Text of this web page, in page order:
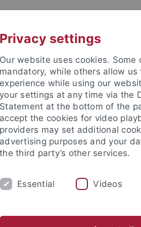
FORSCHUNG
und Immatrikulation Beratung
Privacy settings
Our website uses cookies. Some
mandatory, while others allow us
experience while using our
your settings at any time via the
Statement at the bottom of the
accept the cookies for video
providers may set additional
advertising purposes and your
the third party’s other services.
Essential Videos